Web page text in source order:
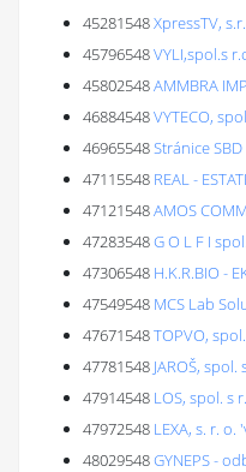
45281548XpressTV,
45796548VYLI,spol.s
45802548AMMBRA
46884548VYTECO,
46965548Stránice SBD
47115548 REAL -
47121548AMOS
47283548G O L F I
47306548 H.K.R.BIO -
47549548 MCS Lab
47671548TOPVO,
47781548 JAROŠ, spol.
47914548 LOS, spol. s
47972548 LEXA, s. r. o.
48029548GYNEPS -